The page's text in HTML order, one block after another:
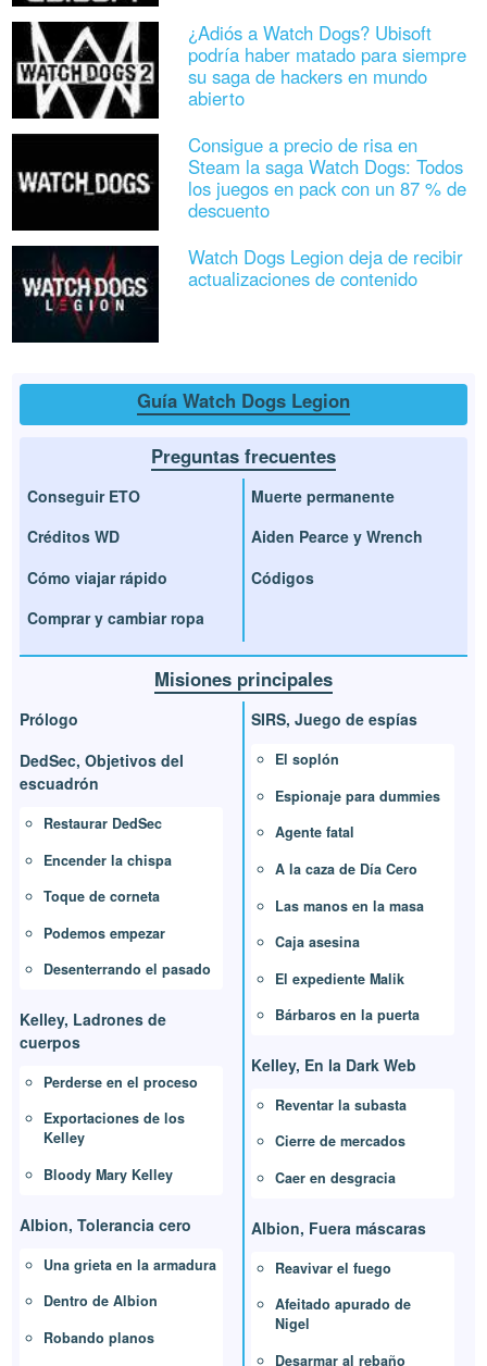
¿Adiós a Watch Dogs? Ubisoft
podría haber matado para siempre
su saga de hackers en mundo
abierto
Consigue a precio de risa en
Steam la saga Watch Dogs: Todos
los juegos en pack con un 87 % de
descuento
Watch Dogs Legion deja de recibir
actualizaciones de contenido
Guía Watch Dogs Legion
Preguntas frecuentes
Conseguir ETO
Créditos WD
Cómo viajar rápido
Comprar y cambiar ropa
Muerte permanente
Aiden Pearce y Wrench
Códigos
Misiones principales
Prólogo
DedSec, Objetivos del
escuadrón
Restaurar DedSec
Encender la chispa
Toque de corneta
Podemos empezar
Desenterrando el pasado
Kelley, Ladrones de
cuerpos
Perderse en el proceso
Exportaciones de los
Kelley
Bloody Mary Kelley
Albion, Tolerancia cero
Una grieta en la armadura
Dentro de Albion
Robando planos
SIRS, Juego de espías
El soplón
Espionaje para dummies
Agente fatal
A la caza de Día Cero
Las manos en la masa
Caja asesina
El expediente Malik
Bárbaros en la puerta
Kelley, En la Dark Web
Reventar la subasta
Cierre de mercados
Caer en desgracia
Albion, Fuera máscaras
Reavivar el fuego
Afeitado apurado de
Nigel
Desarmar al rebaño